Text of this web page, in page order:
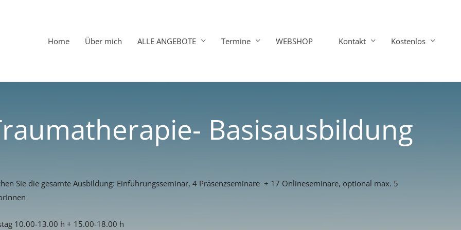
Home Über mich ALLE ANGEBOTE Termine WEBSHOP Kontakt Kostenlos
Basisausbildung
Sie die gesamte Ausbildung: Einführungsseminar, 4 Präsenzseminare + 17 Onlineseminare, optional max. 5
10.00-13.00 h + 15.00-18.00 h